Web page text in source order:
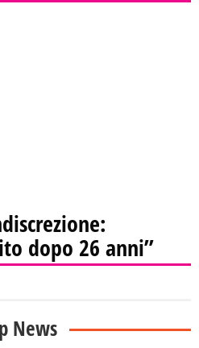
dopo 26 anni”
News